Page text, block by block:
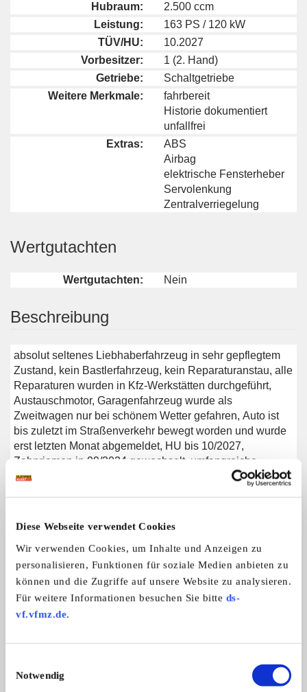
Diese Webseite verwendet Cookies
Wir verwenden Cookies, um Inhalte und Anzeigen zu
personalisieren, Funktionen für soziale Medien anbieten zu
können und die Zugriffe auf unsere Website zu analysieren.
Für weitere Informationen besuchen Sie bitte ds-
vf.vfmz.de.
Notwendig
Hubraum:
2.500 ccm
Leistung:
163 PS / 120 kW
TÜV/HU:
10.2027
Vorbesitzer:
1 (2. Hand)
Getriebe:
Schaltgetriebe
Weitere Merkmale:
fahrbereit
Historie dokumentiert
unfallfrei
Extras:
ABS
Airbag
elektrische Fensterheber
Servolenkung
Zentralverriegelung
Wertgutachten
Wertgutachten: Nein
Beschreibung
absolut seltenes Liebhaberfahrzeug in sehr gepflegtem
Zustand, kein Bastlerfahrzeug, kein Reparaturanstau, alle
Reparaturen wurden in Kfz-Werkstätten durchgeführt,
Austauschmotor, Garagenfahrzeug wurde als
Zweitwagen nur bei schönem Wetter gefahren, Auto ist
bis zuletzt im Straßenverkehr bewegt worden und wurde
erst letzten Monat abgemeldet, HU bis 10/2027,
Zahnriemen in 09/2024 gewechselt, umfangreiche
Reparaturhistorie, lediglich Kat müsste neu, Besichtigung
Weitere Anzeigen dieses Anbieters
ALLE ANZEIGEN